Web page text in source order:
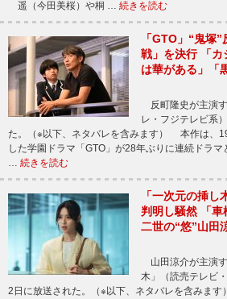
遥（今田美桜）や桐 … 続きを読む
「GTO」“鬼塚
戦」を決行 「カ
は華がある」「
反町隆史が主演
レ・フジテレビ系
た。（※以下、ネタバレを含みます） 本作は、
した学園ドラマ「GTO」が28年ぶりに連続ドラ
… 続きを読む
「一次元の挿し
判明し騒然 「
二世の“悠”山田
山田涼介が主演
木」（読売テレビ
2日に放送された。（※以下、ネタバレを含みま